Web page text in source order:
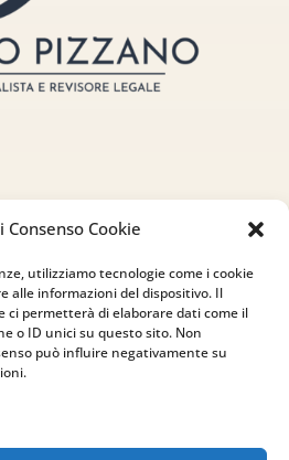
Consenso Cookie
utilizziamo tecnologie come i cookie
alle informazioni del dispositivo. Il
ci permetterà di elaborare dati come il
o ID unici su questo sito. Non
può influire negativamente su